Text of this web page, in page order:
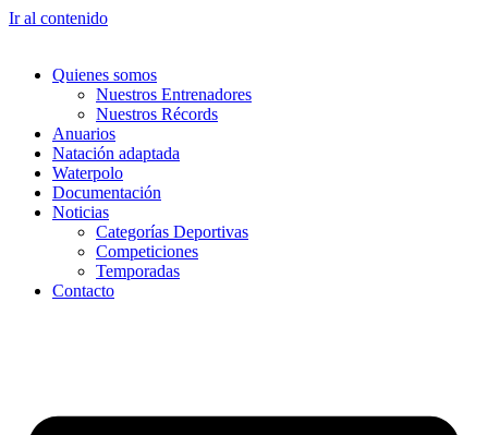
Ir al contenido
Quienes somos
Nuestros Entrenadores
Nuestros Récords
Anuarios
Natación adaptada
Waterpolo
Documentación
Noticias
Categorías Deportivas
Competiciones
Temporadas
Contacto